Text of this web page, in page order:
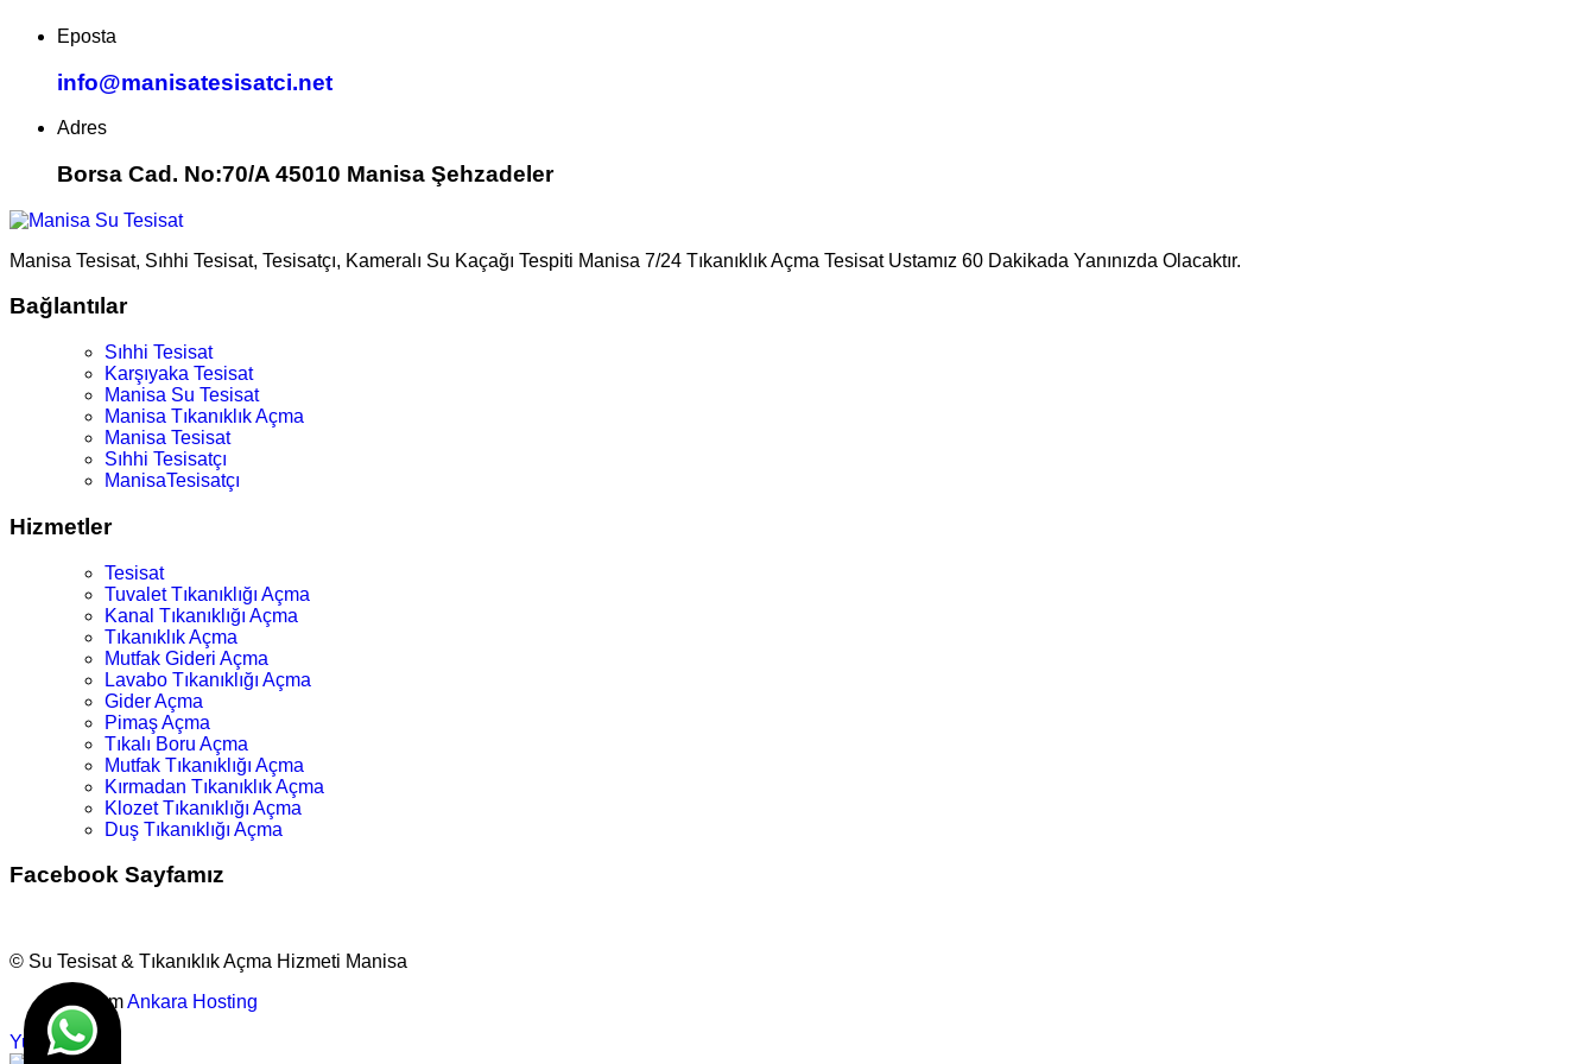
Eposta
info@manisatesisatci.net
Adres
Borsa Cad. No:70/A 45010 Manisa Şehzadeler
Manisa Tesisat, Sıhhi Tesisat, Tesisatçı, Kameralı Su Kaçağı Tespiti Manisa 7/24 Tıkanıklık Açma Tesisat Ustamız 60 Dakikada Yanınızda Olacaktır.
Bağlantılar
Sıhhi Tesisat
Karşıyaka Tesisat
Manisa Su Tesisat
Manisa Tıkanıklık Açma
Manisa Tesisat
Sıhhi Tesisatçı
ManisaTesisatçı
Hizmetler
Tesisat
Tuvalet Tıkanıklığı Açma
Kanal Tıkanıklığı Açma
Tıkanıklık Açma
Mutfak Gideri Açma
Lavabo Tıkanıklığı Açma
Gider Açma
Pimaş Açma
Tıkalı Boru Açma
Mutfak Tıkanıklığı Açma
Kırmadan Tıkanıklık Açma
Klozet Tıkanıklığı Açma
Duş Tıkanıklığı Açma
Facebook Sayfamız
© Su Tesisat & Tıkanıklık Açma Hizmeti Manisa
TasarımAnkara Hosting
Yukarı